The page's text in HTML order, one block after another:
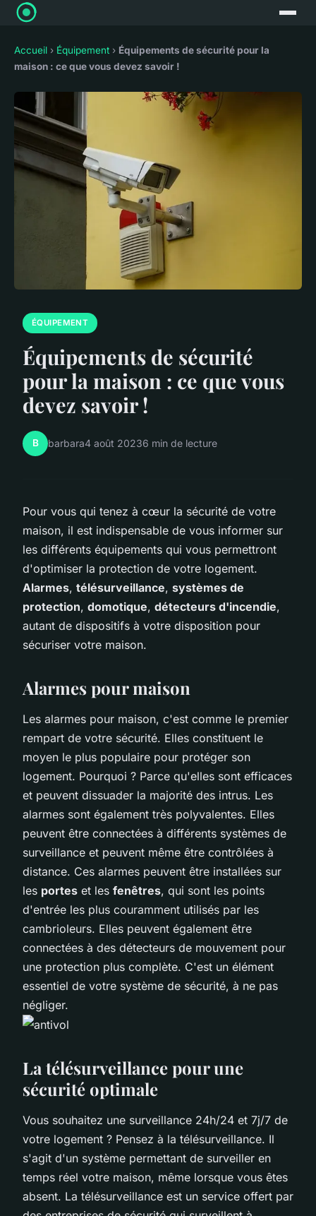
Accueil › Équipement › Équipements de sécurité pour la
maison : ce que vous devez savoir !
ÉQUIPEMENT
Équipements de sécurité
pour la maison : ce que vous
devez savoir !
B barbara4 août 20236 min de lecture
Pour vous qui tenez à cœur la sécurité de votre
maison, il est indispensable de vous informer sur
les différents équipements qui vous permettront
d'optimiser la protection de votre logement.
Alarmes, télésurveillance, systèmes de
protection, domotique, détecteurs d'incendie,
autant de dispositifs à votre disposition pour
sécuriser votre maison.
Alarmes pour maison
Les alarmes pour maison, c'est comme le premier
rempart de votre sécurité. Elles constituent le
moyen le plus populaire pour protéger son
logement. Pourquoi ? Parce qu'elles sont efficaces
et peuvent dissuader la majorité des intrus. Les
alarmes sont également très polyvalentes. Elles
peuvent être connectées à différents systèmes de
surveillance et peuvent même être contrôlées à
distance. Ces alarmes peuvent être installées sur
les portes et les fenêtres, qui sont les points
d'entrée les plus couramment utilisés par les
cambrioleurs. Elles peuvent également être
connectées à des détecteurs de mouvement pour
une protection plus complète. C'est un élément
essentiel de votre système de sécurité, à ne pas
négliger.
La télésurveillance pour une
sécurité optimale
Vous souhaitez une surveillance 24h/24 et 7j/7 de
votre logement ? Pensez à la télésurveillance. Il
s'agit d'un système permettant de surveiller en
temps réel votre maison, même lorsque vous êtes
absent. La télésurveillance est un service offert par